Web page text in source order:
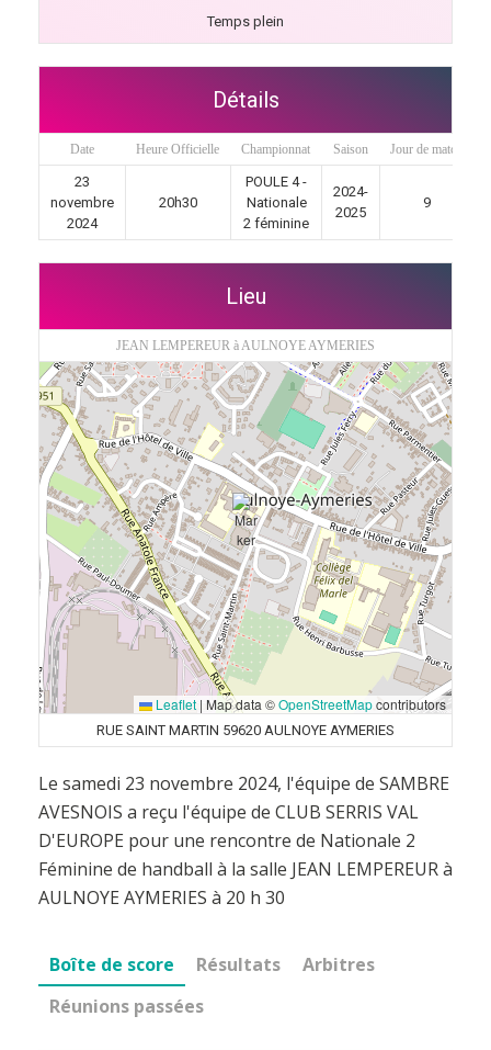
Temps plein
Détails
Date Heure Officielle Championnat Saison Jour de match
23
novembre
2024
20h30
POULE 4 -
Nationale
2 féminine
2024-
2025
9
Lieu
JEAN LEMPEREUR à AULNOYE AYMERIES
Leaflet | Map data ©OpenStreetMapcontributors
RUE SAINT MARTIN 59620 AULNOYE AYMERIES
Le samedi 23 novembre 2024, l'équipe de SAMBRE
AVESNOIS a reçu l'équipe de CLUB SERRIS VAL
D'EUROPE pour une rencontre de Nationale 2
Féminine de handball à la salle JEAN LEMPEREUR à
AULNOYE AYMERIES à 20 h 30
Boîte de score Résultats
Arbitres
Réunions passées